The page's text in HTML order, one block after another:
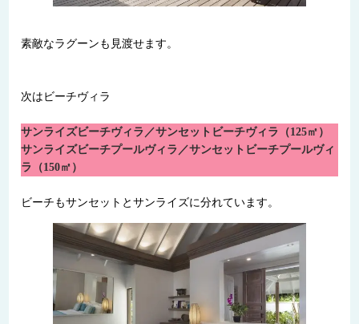
素敵なラグーンも見渡せます。
次はビーチヴィラ
サンライズビーチヴィラ／サンセットビーチヴィラ（125㎡）
サンライズビーチプールヴィラ／サンセットビーチプールヴィ
ラ（150㎡）
ビーチもサンセットとサンライズに分れています。